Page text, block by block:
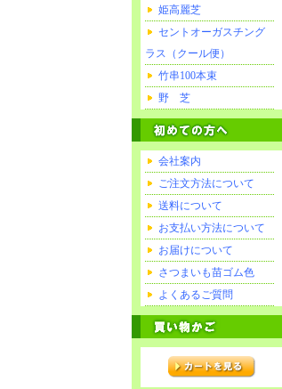
姫高麗芝
セントオーガスチング
ラス（クール便）
竹串100本束
野 芝
会社案内
ご注文方法について
送料について
お支払い方法について
お届けについて
さつまいも苗ゴム色
よくあるご質問